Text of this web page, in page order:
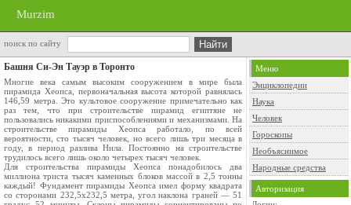
Murzim
поиск по сайту
Башня Си-Эн Тауэр в Торонто
Многие века самым высоким сооружением в мире была
пирамида Хеопса, первоначальная высота которой равнялась
146,59 метра. Это культовое сооружение примечательно как
раз тем, что при строительстве пирамид египтяне не
пользовались никакими приспособлениями и механизмами. На
строительстве пирамиды Хеопса работало, по всей
вероятности, сто тысяч человек, но всего лишь три месяца в
году, в период разлива Нила. Постоянно на строительстве
трудилось всего лишь около четырех тысяч человек.
Для строительства пирамиды Хеопса понадобилось два
миллиона триста тысяч каменных блоков массой в 2,5 тонны
каждый! Фундамент пирамиды Хеопса имел форму квадрата
со сторонами 232,5x232,5 метра, угол наклона граней — 51
Меню
Энциклопедии
Наука
Человек
Гороскопы
Необъяснимое
Народные средства
Авторизация